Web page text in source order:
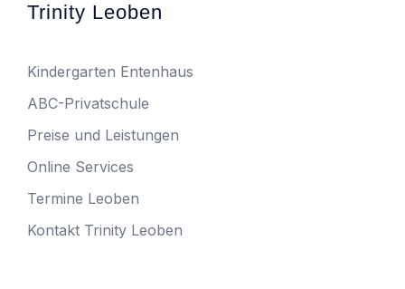
Trinity Leoben
Kindergarten Entenhaus
ABC-Privatschule
Preise und Leistungen
Online Services
Termine Leoben
Kontakt Trinity Leoben